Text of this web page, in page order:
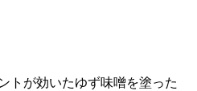
トが効いたゆず味噌を塗った